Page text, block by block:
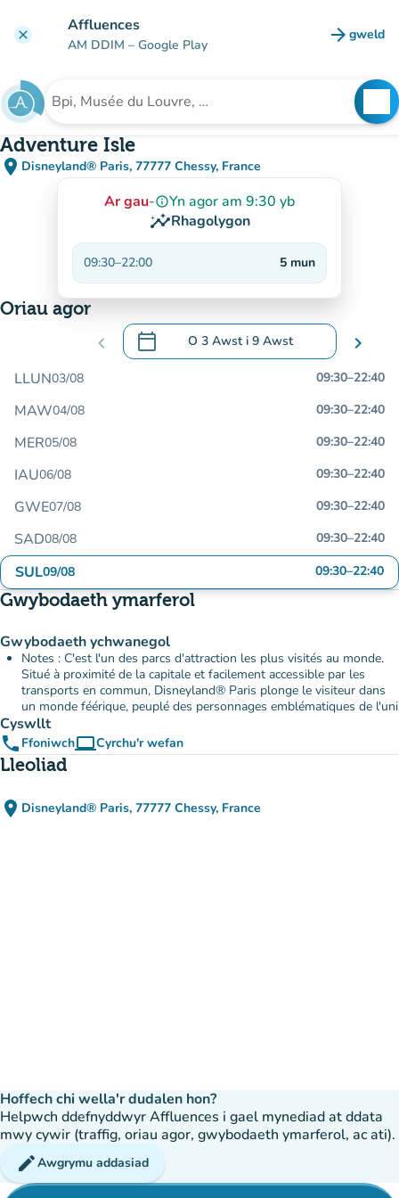
clear Affluences
AM DDIM – Google Play arrow_forward gweld
(tab
Chwilio am sefydliad
Adventure Isle
place Disneyland® Paris, 77777 Chessy, France
(agor yn Google Maps)
(tab newydd)
Ar gau-info_outlineYn agor am 9:30 yb
insightsRhagolygon
09:30–22:00 5 mun
Oriau agor
chevron_left calendar_today O 3 Awst i 9 Awst
.Agor y calendr i newid dyddiadau chevron_right
LLUN03/08 09:30–22:40
MAW04/08 09:30–22:40
MER05/08 09:30–22:40
IAU06/08 09:30–22:40
GWE07/08 09:30–22:40
SAD08/08 09:30–22:40
SUL09/08 09:30–22:40
Gwybodaeth ymarferol
Gwybodaeth ychwanegol
Notes : C'est l'un des parcs d'attraction les plus visités au monde.
Situé à proximité de la capitale et facilement accessible par les
transports en commun, Disneyland® Paris plonge le visiteur dans
un monde féérique, peuplé des personnages emblématiques de l'uni
Cyswllt
phone FfoniwchcomputerCyrchu'r wefan
(tab newydd)
Lleoliad
place Disneyland® Paris, 77777 Chessy, France
(agor yn Google Maps)
(tab newydd)
Hoffech chi wella'r dudalen hon?
Helpwch ddefnyddwyr Affluences i gael mynediad at ddata
mwy cywir (traffig, oriau agor, gwybodaeth ymarferol, ac ati).
editAwgrymu addasiad